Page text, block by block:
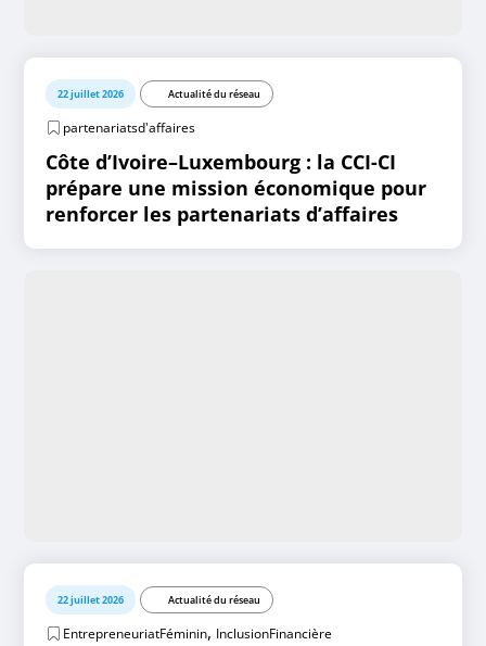
22 juillet 2026 Actualité du réseau
partenariatsd'affaires
Côte d’Ivoire–Luxembourg : la CCI-CI
prépare une mission économique pour
renforcer les partenariats d’affaires
22 juillet 2026 Actualité du réseau
EntrepreneuriatFéminin, InclusionFinancière